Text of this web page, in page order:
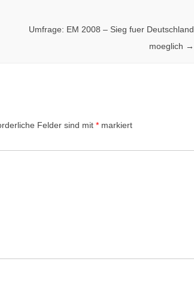
Umfrage: EM 2008 – Sieg fuer Deutschland
moeglich →
Felder sind mit *markiert